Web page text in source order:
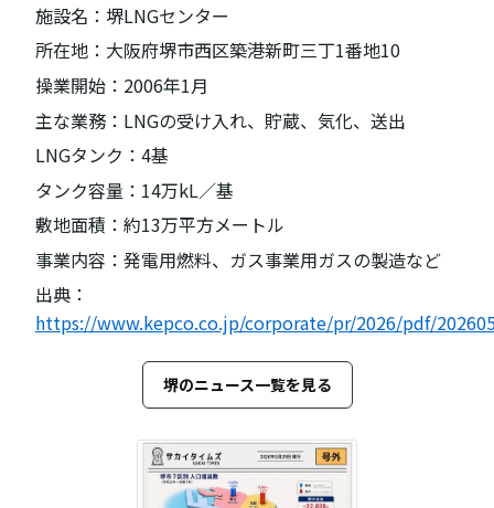
施設名：堺LNGセンター
所在地：大阪府堺市西区築港新町三丁1番地10
操業開始：2006年1月
主な業務：LNGの受け入れ、貯蔵、気化、送出
LNGタンク：4基
タンク容量：14万kL／基
敷地面積：約13万平方メートル
事業内容：発電用燃料、ガス事業用ガスの製造など
出典：
https://www.kepco.co.jp/corporate/pr/2026/pdf/
堺のニュース一覧を見る